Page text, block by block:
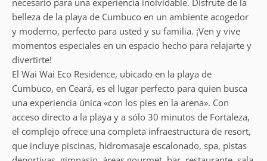
necesario para una experiencia inolvidable. Disfrute de la
belleza de la playa de Cumbuco en un ambiente acogedor
y moderno, perfecto para usted y su familia. ¡Ven y vive
momentos especiales en un espacio hecho para relajarte y
divertirte!
El Wai Wai Eco Residence, ubicado en la playa de
Cumbuco, en Ceará, es el lugar perfecto para quien busca
una experiencia única «con los pies en la arena». Con
acceso directo a la playa y a sólo 30 minutos de Fortaleza,
el complejo ofrece una completa infraestructura de resort,
que incluye piscinas, hidromasaje escalonado, spa, pistas